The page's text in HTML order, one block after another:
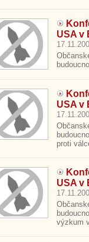
USA v
USA v
proti
USA v
výzkum